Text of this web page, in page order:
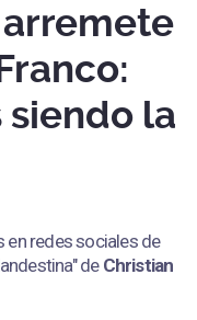
siendo la
en redes sociales de
deChristian